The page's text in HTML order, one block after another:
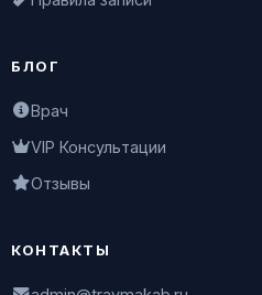
БЛОГ
Врач
VIP Консультации
Отзывы
КОНТАКТЫ